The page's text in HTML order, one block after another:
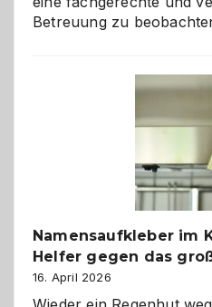
Betreuung zu
Namensaufkleber im
Helfer gegen das
16. April 2026